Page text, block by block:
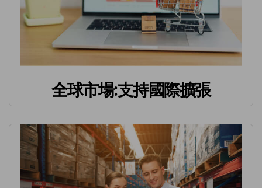
全球市場:支持國際擴張